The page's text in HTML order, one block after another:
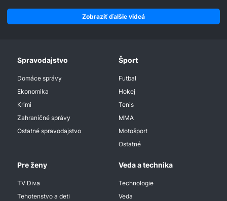
Zobraziť ďalšie videá
Spravodajstvo
Domáce správy
Ekonomika
Krimi
Zahraničné správy
Ostatné spravodajstvo
Šport
Futbal
Hokej
Tenis
MMA
Motošport
Ostatné
Pre ženy
TV Diva
Tehotenstvo a deti
Veda a technika
Technologie
Veda